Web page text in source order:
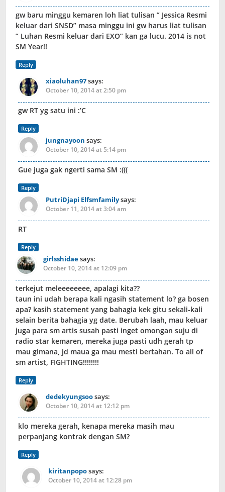
gw baru minggu kemaren loh liat tulisan ” Jessica Resmi
keluar dari SNSD” masa minggu ini gw harus liat tulisan
” Luhan Resmi keluar dari EXO” kan ga lucu. 2014 is not
SM Year!!
Reply
xiaoluhan97says:
October 10, 2014 at 2:50 pm
gw RT yg satu ini :’C
Reply
jungnayoon says:
October 10, 2014 at 5:14 pm
Gue juga gak ngerti sama SM :(((
Reply
PutriDjapi Elfsmfamilysays:
October 11, 2014 at 3:04 am
RT
Reply
girlsshidaesays:
October 10, 2014 at 12:09 pm
terkejut meleeeeeeee, apalagi kita??
taun ini udah berapa kali ngasih statement lo? ga bosen
apa? kasih statement yang bahagia kek gitu sekali-kali
selain berita bahagia yg date. Berubah laah, mau keluar
juga para sm artis susah pasti inget omongan suju di
radio star kemaren, mereka juga pasti udh gerah tp
mau gimana, jd maua ga mau mesti bertahan. To all of
sm artist, FIGHTING!!!!!!!!
Reply
dedekyungsoosays:
October 10, 2014 at 12:12 pm
klo mereka gerah, kenapa mereka masih mau
perpanjang kontrak dengan SM?
Reply
kiritanpoposays:
October 10, 2014 at 12:28 pm